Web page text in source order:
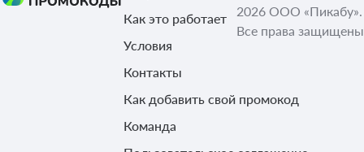
Как это работает
Условия
Контакты
Как добавить свой промокод
Команда
2026 ООО «Пикабу».
Все права защищены